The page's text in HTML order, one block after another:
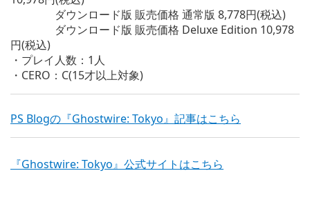
ダウンロード版 販売価格 通常版 8,778円(税込)
ダウンロード版 販売価格 Deluxe Edition 10,978
円(税込)
・プレイ人数：1人
・CERO：C(15才以上対象)
PS Blogの『Ghostwire: Tokyo』記事はこちら
『Ghostwire: Tokyo』公式サイトはこちら